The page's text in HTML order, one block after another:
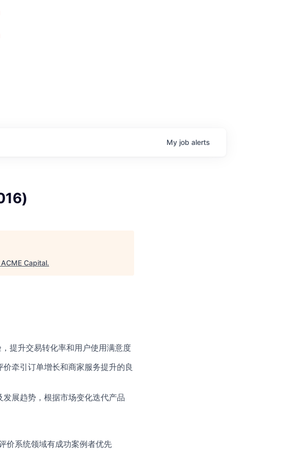
My job alerts
ACME Capital.
提升交易转化率和用户使用满意度
牵引订单增长和商家服务提升的良
展趋势，根据市场变化迭代产品
价系统领域有成功案例者优先